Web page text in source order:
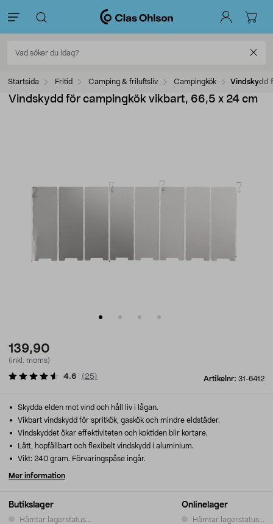
Startsida Fritid Camping & friluftsliv Campingkök Vindskydd
Vindskydd för campingkök vikbart, 66,5 x 24 cm
139,90
(inkl. moms)
Artikelnr: 31-6412
4.6 ( 25)
Butikslager
Hämtar lagerstatus...
Onlinelager
Hämtar lagerstatus...
Skydda elden mot vind och håll liv i lågan.
Vikbart vindskydd för spritkök, gaskök och mindre eldstäder.
Vindskyddet ökar effektiviteten och koktiden blir kortare.
Lätt, hopfällbart och flexibelt vindskydd i aluminium.
Vikt: 240 gram. Förvaringspåse ingår.
Mer information